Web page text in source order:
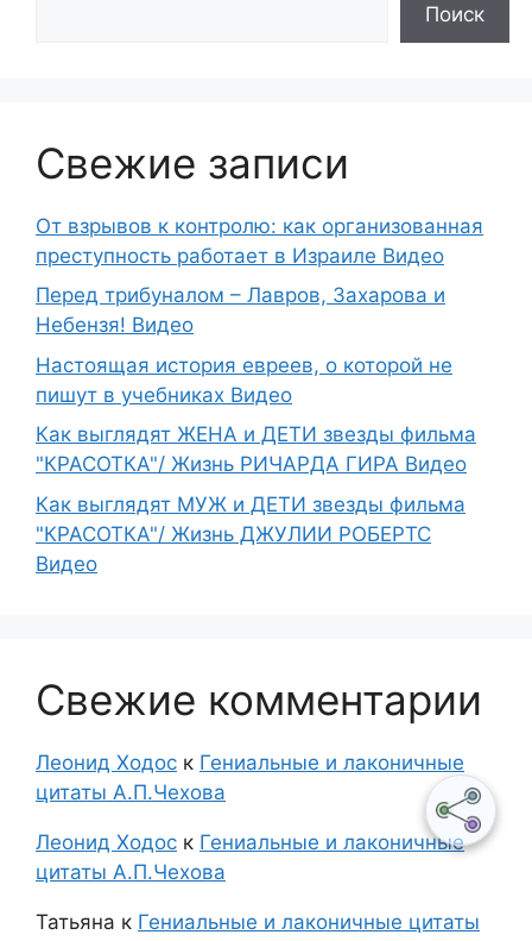
Поиск
Свежие записи
От взрывов к контролю: как организованная
преступность работает в Израиле Видео
Перед трибуналом – Лавров, Захарова и
Небензя! Видео
Настоящая история евреев, о которой не
пишут в учебниках Видео
Как выглядят ЖЕНА и ДЕТИ звезды фильма
"КРАСОТКА"/ Жизнь РИЧАРДА ГИРА Видео
Как выглядят МУЖ и ДЕТИ звезды фильма
"КРАСОТКА"/ Жизнь ДЖУЛИИ РОБЕРТС
Видео
Свежие комментарии
Леонид Ходос к Гениальные и лаконичные
цитаты А.П.Чехова
Леонид Ходос к Гениальные и лаконичные
цитаты А.П.Чехова
Татьяна к Гениальные и лаконичные цитаты